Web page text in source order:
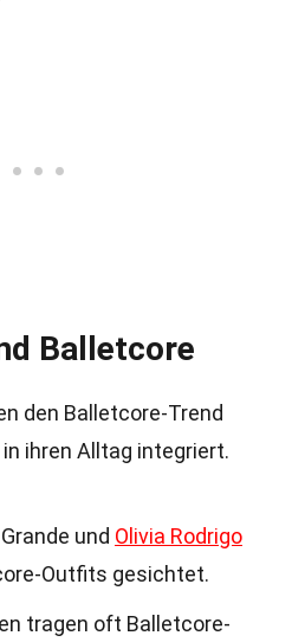
Balletcore
den Balletcore-Trend
ihren Alltag integriert.
und Olivia Rodrigo
Outfits gesichtet.
tragen oft Balletcore-